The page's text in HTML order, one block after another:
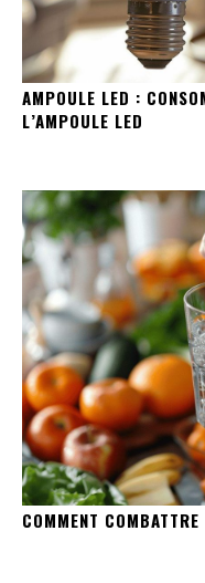
AMPOULE LED :
L’AMPOULE LED
COMMENT